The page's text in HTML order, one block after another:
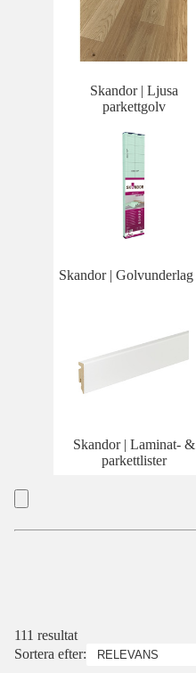
Skandor | Ljusa
parkettgolv
Skandor | Golvunderlag
Skandor | Laminat- &
parkettlister
111 resultat
Sortera efter: